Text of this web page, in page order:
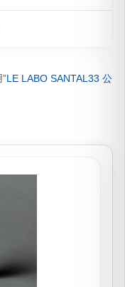
LE LABO SANTAL33 公